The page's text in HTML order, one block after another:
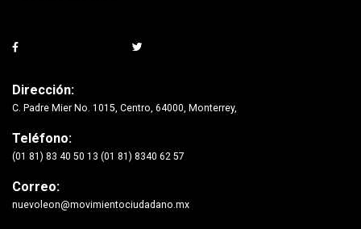
Dirección:
C. Padre Mier No. 1015, Centro, 64000, Monterrey,
Teléfono:
(01 81) 83 40 50 13 (01 81) 8340 62 57
Correo:
nuevoleon@movimientociudadano.mx